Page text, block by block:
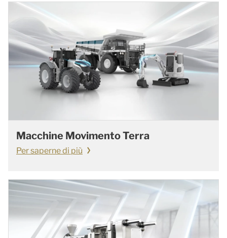
Macchine Movimento Terra
Per saperne di più